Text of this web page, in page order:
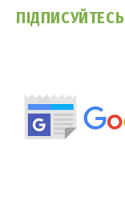
ПІДПИСУЙТЕСЬ